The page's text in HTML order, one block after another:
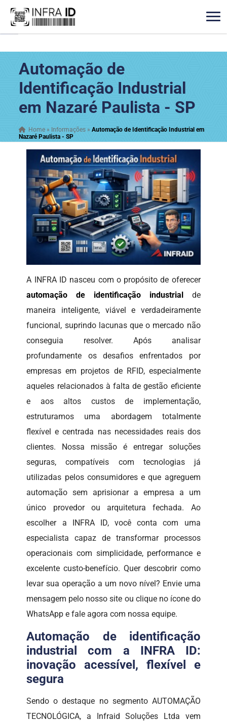
Automação de
Identificação Industrial
em Nazaré Paulista - SP
Home » Informações »Automação de Identificação Industrial em
Nazaré Paulista - SP
A INFRA ID nasceu com o propósito de oferecer
automação de identificação industrial
de
maneira inteligente, viável e verdadeiramente
funcional, suprindo lacunas que o mercado não
conseguia resolver. Após analisar
profundamente os desafios enfrentados por
empresas em projetos de RFID, especialmente
aqueles relacionados à falta de gestão eficiente
e aos altos custos de implementação,
estruturamos uma abordagem totalmente
flexível e centrada nas necessidades reais dos
clientes. Nossa missão é entregar soluções
seguras, compatíveis com tecnologias já
utilizadas pelos consumidores e que agreguem
automação sem aprisionar a empresa a um
único provedor ou arquitetura fechada. Ao
escolher a INFRA ID, você conta com uma
especialista capaz de transformar processos
operacionais com simplicidade, performance e
excelente custo-benefício. Quer descobrir como
levar sua operação a um novo nível? Envie uma
mensagem pelo nosso site ou clique no ícone do
WhatsApp e fale agora com nossa equipe.
Automação de identificação
industrial com a INFRA ID:
inovação acessível, flexível e
segura
Sendo o destaque no segmento AUTOMAÇÃO
TECNOLÓGICA, a Infraid Soluções Ltda vem